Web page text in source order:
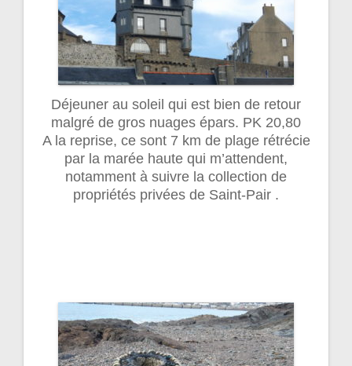
Déjeuner au soleil qui est bien de retour
malgré de gros nuages épars. PK 20,80
A la reprise, ce sont 7 km de plage rétrécie
par la marée haute qui m’attendent,
notamment à suivre la collection de
propriétés privées de Saint-Pair .